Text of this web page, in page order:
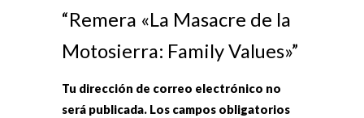
“Remera «La Masacre de la
Motosierra: Family Values»”
Tu dirección de correo electrónico no
será publicada. Los campos obligatorios